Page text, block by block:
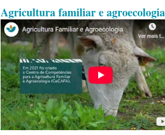
Agricultura familiar e agroecologia